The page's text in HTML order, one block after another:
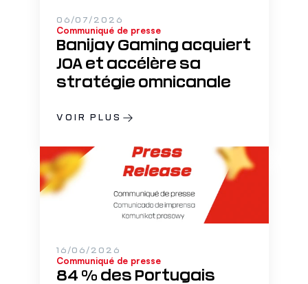
Banijay Gaming acquiert
JOA et accélère sa
stratégie omnicanale
Communiqué de presse
06/07/2026
VOIR PLUS
84 % des Portugais
Communiqué de presse
16/06/2026